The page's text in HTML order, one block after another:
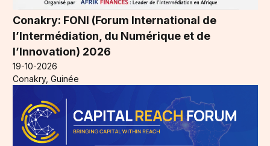
Conakry: FONI (Forum International de
l’Intermédiation, du Numérique et de
l’Innovation) 2026
19-10-2026
Conakry, Guinée